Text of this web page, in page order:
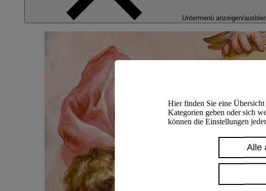
Hier finden Sie eine
Kategorien geben oder sich
können die Einstellungen
Alle
Untermenü anzeigen/